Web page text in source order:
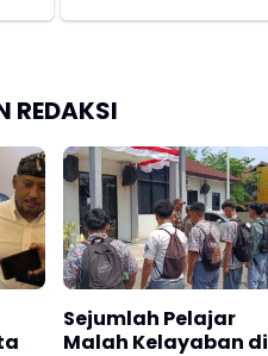
REDAKSI
Sejumlah Pelajar
Malah Kelayaban di